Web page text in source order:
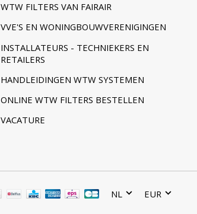
WTW FILTERS VAN FAIRAIR
VVE'S EN WONINGBOUWVERENIGINGEN
INSTALLATEURS - TECHNIEKERS EN
RETAILERS
HANDLEIDINGEN WTW SYSTEMEN
ONLINE WTW FILTERS BESTELLEN
VACATURE
NL EUR